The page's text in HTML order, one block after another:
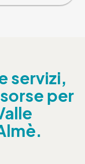
servizi,
per